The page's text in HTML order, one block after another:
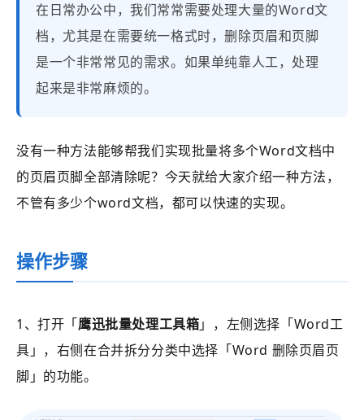
在日常办公中，我们常常需要处理大量的Word文
档，尤其是在需要统一格式时，删除页眉和页脚
是一个非常常见的需求。如果单纯靠人工，处理
起来是非常麻烦的。
没有一种方法能够帮我们实现批量将多个Word文档中
的页眉页脚全部清除呢？今天就给大家介绍一种方法，
不管有多少个word文档，都可以快速的实现。
操作步骤
1、打开 「鹰迅批量处理工具箱」 ，左侧选择 「Word工
具」 ，右侧在合并拆分分类中选择 「Word 删除页眉页
脚 」的功能。